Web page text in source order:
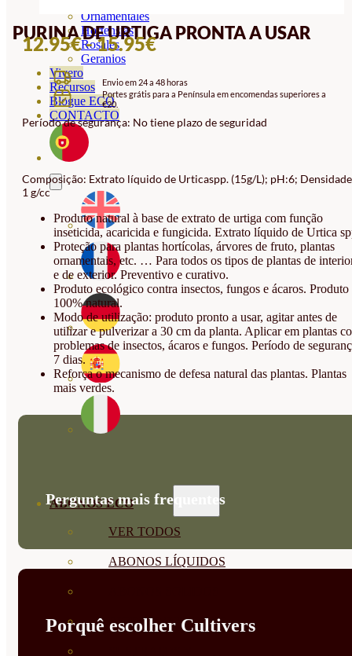
Ornamentales
Hortensias
Rosales
Geranios
Vivero
Recursos
Blogue ECO
CONTACTO
ABONOS ECO
VER TODOS
ABONOS LÍQUIDOS
BIOESTIMULANTES
PURINA DE URTIGA PRONTA A USAR
12.95€-15.95€INTERVALO
PREÇOS:
A
Envio em 24 a 48 horas
Portes grátis para a Península em encomendas superiores a
€20.
Período de segurança: No tiene plazo de seguridad
Composição: Extrato líquido de Urticaspp. (15g/L); pH:6;
1 g/cc
Produto natural à base de extrato de urtiga com função
inseticida, acaricida e fungicida. Extrato líquido de Urtica
Proteção para plantas hortícolas, árvores de fruto, plantas
ornamentais, etc. … Para todos os tipos de plantas de
e de exterior. Preventivo e curativo.
Produto ecológico contra insectos, fungos e ácaros. Produto
100% natural.
Modo de utilização: produto pronto a usar, agitar antes de
utilizar e pulverizar a 30 cm da planta. Aplicar em plantas
problemas de insectos, ácaros e fungos. Período de
7 dias.
Reforça o mecanismo de defesa natural das plantas. Plantas
mais verdes.
Perguntas mais frequentes
Porquê escolher Cultivers